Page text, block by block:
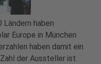
Ländern haben
Europe in München
haben damit ein
der Aussteller ist